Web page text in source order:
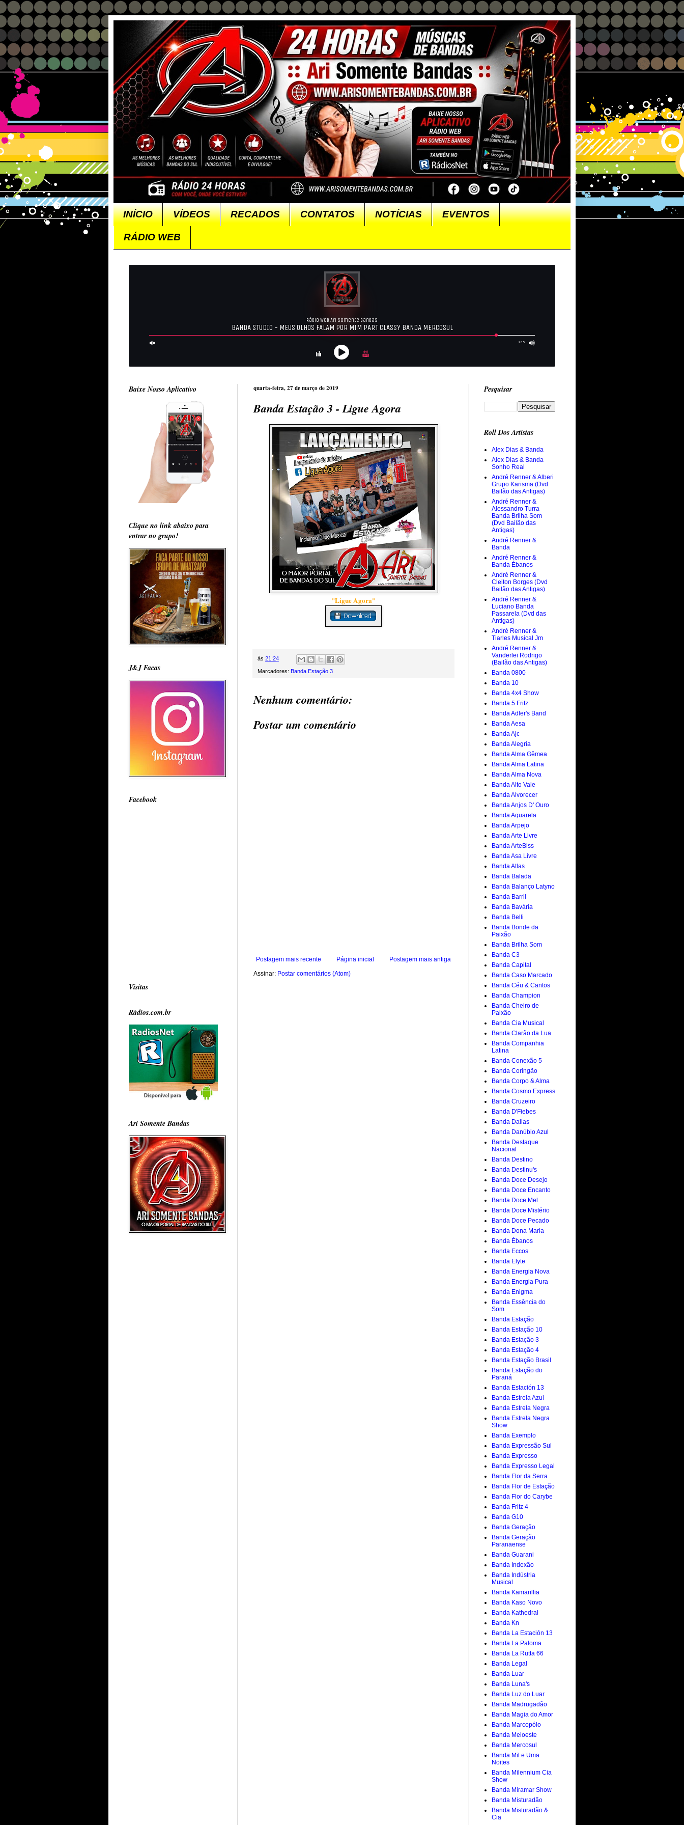
INÍCIO VÍDEOS RECADOS CONTATOS NOTÍCIAS EVENTOS
RÁDIO WEB
quarta-feira, 27 de março de 2019
Banda Estação 3 - Ligue Agora
"Ligue Agora"
às 21:24
Marcadores: Banda Estação 3
Nenhum comentário:
Postar um comentário
Postagem mais recente Postagem mais antiga
Página inicial
Assinar: Postar comentários (Atom)
Baixe Nosso Aplicativo
Clique no link abaixo para
entrar no grupo!
J&J Facas
Facebook
Visitas
Rádios.com.br
Ari Somente Bandas
Pesquisar
Roll Dos Artistas
Alex Dias & Banda
Alex Dias & Banda
Sonho Real
André Renner & Alberi
Grupo Karisma (Dvd
Bailão das Antigas)
André Renner &
Alessandro Turra
Banda Brilha Som
(Dvd Bailão das
Antigas)
André Renner &
Banda
André Renner &
Banda Ébanos
André Renner &
Cleiton Borges (Dvd
Bailão das Antigas)
André Renner &
Luciano Banda
Passarela (Dvd das
Antigas)
André Renner &
Tiarles Musical Jm
André Renner &
Vanderlei Rodrigo
(Bailão das Antigas)
Banda 0800
Banda 10
Banda 4x4 Show
Banda 5 Fritz
Banda Adler's Band
Banda Aesa
Banda Ajc
Banda Alegria
Banda Alma Gêmea
Banda Alma Latina
Banda Alma Nova
Banda Alto Vale
Banda Alvorecer
Banda Anjos D' Ouro
Banda Aquarela
Banda Arpejo
Banda Arte Livre
Banda ArteBiss
Banda Asa Livre
Banda Atlas
Banda Balada
Banda Balanço Latyno
Banda Barril
Banda Bavária
Banda Belli
Banda Bonde da
Paixão
Banda Brilha Som
Banda C3
Banda Capital
Banda Caso Marcado
Banda Céu & Cantos
Banda Champion
Banda Cheiro de
Paixão
Banda Cia Musical
Banda Clarão da Lua
Banda Companhia
Latina
Banda Conexão 5
Banda Coringão
Banda Corpo & Alma
Banda Cosmo Express
Banda Cruzeiro
Banda D'Fiebes
Banda Dallas
Banda Danúbio Azul
Banda Destaque
Nacional
Banda Destino
Banda Destinu's
Banda Doce Desejo
Banda Doce Encanto
Banda Doce Mel
Banda Doce Mistério
Banda Doce Pecado
Banda Dona Maria
Banda Ébanos
Banda Eccos
Banda Elyte
Banda Energia Nova
Banda Energia Pura
Banda Enigma
Banda Essência do
Som
Banda Estação
Banda Estação 10
Banda Estação 3
Banda Estação 4
Banda Estação Brasil
Banda Estação do
Paraná
Banda Estación 13
Banda Estrela Azul
Banda Estrela Negra
Banda Estrela Negra
Show
Banda Exemplo
Banda Expressão Sul
Banda Expresso
Banda Expresso Legal
Banda Flor da Serra
Banda Flor de Estação
Banda Flor do Carybe
Banda Fritz 4
Banda G10
Banda Geração
Banda Geração
Paranaense
Banda Guarani
Banda Indexão
Banda Indústria
Musical
Banda Kamarillia
Banda Kaso Novo
Banda Kathedral
Banda Kn
Banda La Estación 13
Banda La Paloma
Banda La Rutta 66
Banda Legal
Banda Luar
Banda Luna's
Banda Luz do Luar
Banda Madrugadão
Banda Magia do Amor
Banda Marcopólo
Banda Meioeste
Banda Mercosul
Banda Mil e Uma
Noites
Banda Milennium Cia
Show
Banda Miramar Show
Banda Misturadão
Banda Misturadão &
Cia